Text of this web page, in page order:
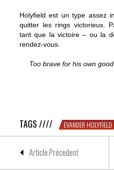
Holyfield est un type assez
quitter les rings victorieux.
tant que la victoire – ou la
rendez-vous.
Too brave for his own good
TAGS //// EVANDER HOLYFIELD
Article Précedent